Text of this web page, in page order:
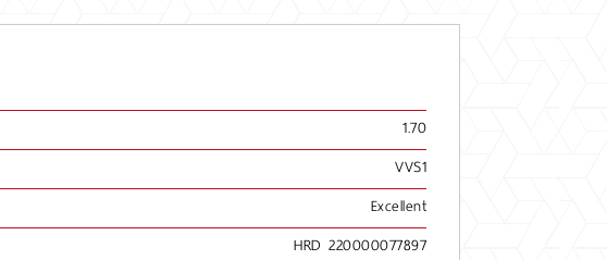
1.70
VVS1
Excellent
HRD 220000077897